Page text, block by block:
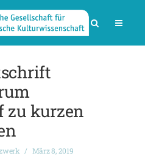
zu kurzen
März 8, 2019